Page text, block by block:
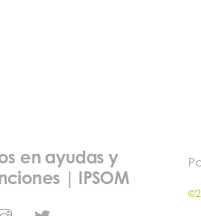
en ayudas y
| IPSOM